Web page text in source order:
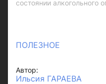
состоянии алкогольного
ПОЛЕЗНОЕ
Автор:
Ильсия ГАРАЕВА